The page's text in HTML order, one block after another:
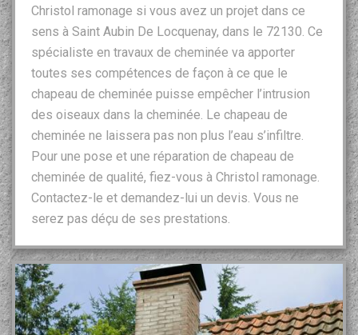
Christol ramonage si vous avez un projet dans ce
sens à Saint Aubin De Locquenay, dans le 72130. Ce
spécialiste en travaux de cheminée va apporter
toutes ses compétences de façon à ce que le
chapeau de cheminée puisse empêcher l’intrusion
des oiseaux dans la cheminée. Le chapeau de
cheminée ne laissera pas non plus l’eau s’infiltre.
Pour une pose et une réparation de chapeau de
cheminée de qualité, fiez-vous à Christol ramonage.
Contactez-le et demandez-lui un devis. Vous ne
serez pas déçu de ses prestations.